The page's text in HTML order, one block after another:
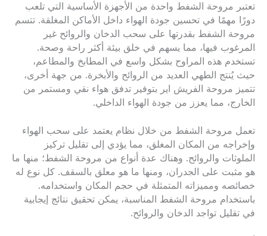
تعتبر مروحة الشفط واحدة من الأجهزة الأساسية التي تلعب
دورًا مهمًا في تحسين جودة الهواء داخل الأماكن المغلقة. تتسم
مروحة الشفط بقدرتها على سحب الدخان والروائح غير
المرغوب فيها، مما يسهم في خلق بيئة أكثر راحة وصحة.
تستخدم هذه المراوح بشكل واسع في المطابخ والمطاعم،
حيث يُنتج الطهي العديد من الروائح والأبخرة. من جهة أخرى،
تتميز مروحة الفريش اير بتوفير تدفق هواء نقي ومستمر من
الخارج، مما يعزز من جودة الهواء الداخلي.
تعمل مروحة الشفط من خلال نظام يعتمد على سحب الهواء
وإخراجه من المكان المغلق، مما يؤدي إلى تقليل تركيز
الملوثات والروائح. وهناك عدة أنواع من مروحة الشفط؛ منها ما
هو مثبت على الجدران، ومنها ما هو معلق بالسقف. كل نوع له
خصائصه ومميزاته المتمثلة في حجم المكان واستخدامه.
باستخدام مروحة الشفط المناسبة، يمكن تحقيق نتائج إيجابية
في تقليل تواجد الدخان والروائح.